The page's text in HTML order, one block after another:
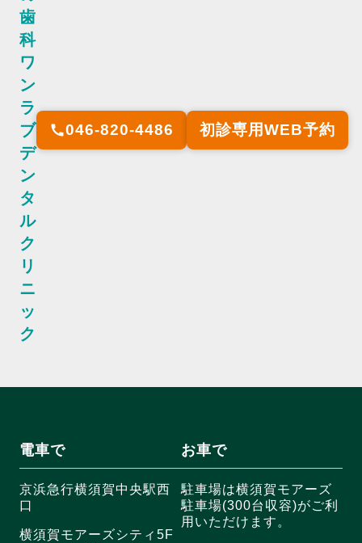
歯
科
ワ
ン
ラ
ブ
デ
ン
タ
ル
ク
リ
ニ
ッ
ク
call046-820-4486 初診専用WEB予約
電車で
京浜急行横須賀中央駅西
口
横須賀モアーズシティ5F
お車で
駐車場は横須賀モアーズ
駐車場(300台収容)がご利
用いただけます。